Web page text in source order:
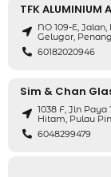
TFK ALUMINIUM
NO 109-E,
Gelugor, Penang
60182020946
Sim & Chan
1038 F, Jln Paya
Hitam, Pulau
6048299479